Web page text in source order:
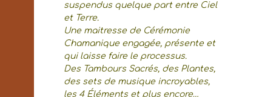
suspendus quelque part entre Ciel
et Terre.
Une maitresse de Cérémonie
Chamanique engagée, présente et
qui laisse faire le processus.
Des Tambours Sacrés, des Plantes,
des sets de musique incroyables,
les 4 Éléments et plus encore…